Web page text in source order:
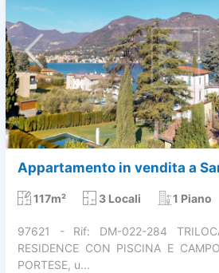
Appartamento in vendita a
117m² 3 Locali 1 Piano
97621 - Rif: DM-022-284
RESIDENCE CON PISCINA E
PORTESE, u...